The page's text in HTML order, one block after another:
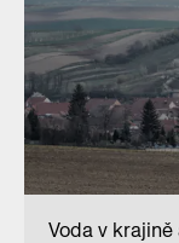
Voda v